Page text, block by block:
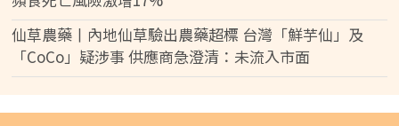
仙草農藥丨內地仙草驗出農藥超標 台灣「鮮芋仙」及
「CoCo」疑涉事 供應商急澄清：未流入市面